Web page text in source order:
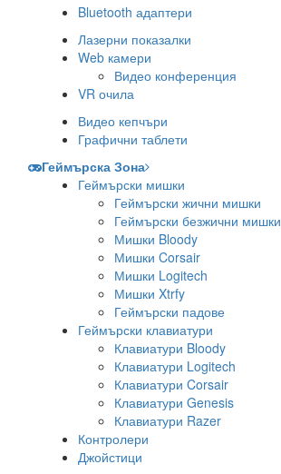
Bluetooth адаптери
Лазерни показалки
Web камери
Видео конференция
VR очила
Видео кепчъри
Графични таблети
Геймърска Зона
Геймърски мишки
Геймърски жични мишки
Геймърски безжични мишки
Мишки Bloody
Мишки Corsair
Мишки Logitech
Мишки Xtrfy
Геймърски падове
Геймърски клавиатури
Клавиатури Bloody
Клавиатури Logitech
Клавиатури Corsair
Клавиатури Genesis
Клавиатури Razer
Контролери
Джойстици